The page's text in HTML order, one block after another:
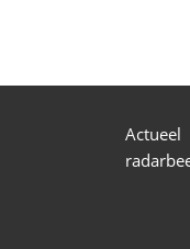
Actueel